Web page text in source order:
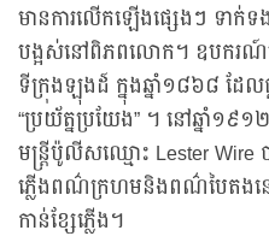
មានការលើកឡើងផ្សេងៗ ទាក់
បង្អស់នៅពិភពលោក។ ឧបករណ៍
ទីក្រុងឡុងដ៍ ក្នុងឆ្នាំ១៨៦៨ ដែ
“ប្រយ័ត្នប្រយែង” ។ នៅឆ្នាំ១
មន្រ្តីប៉ូលីសឈ្មោះ Lester Wire
ភ្លើងពណ៌ក្រហមនិងពណ៌បៃតងន
កាន់ខ្សែភ្លើង។